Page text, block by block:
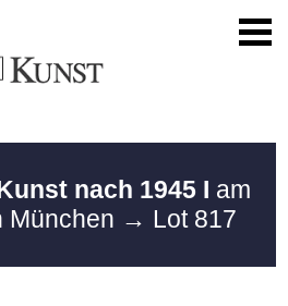
nach 1945 I am
München → Lot 817